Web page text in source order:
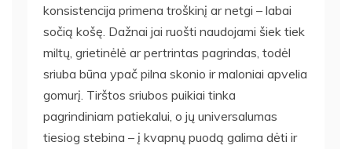
konsistencija primena troškinį ar netgi – labai
sočią košę. Dažnai jai ruošti naudojami šiek tiek
miltų, grietinėlė ar pertrintas pagrindas, todėl
sriuba būna ypač pilna skonio ir maloniai apvelia
gomurį. Tirštos sriubos puikiai tinka
pagrindiniam patiekalui, o jų universalumas
tiesiog stebina – į kvapnų puodą galima dėti ir